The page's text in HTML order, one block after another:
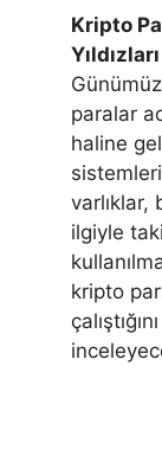
Kripto
Yıldızları
paralar
haline
varlıklar,
ilgiyle
kripto